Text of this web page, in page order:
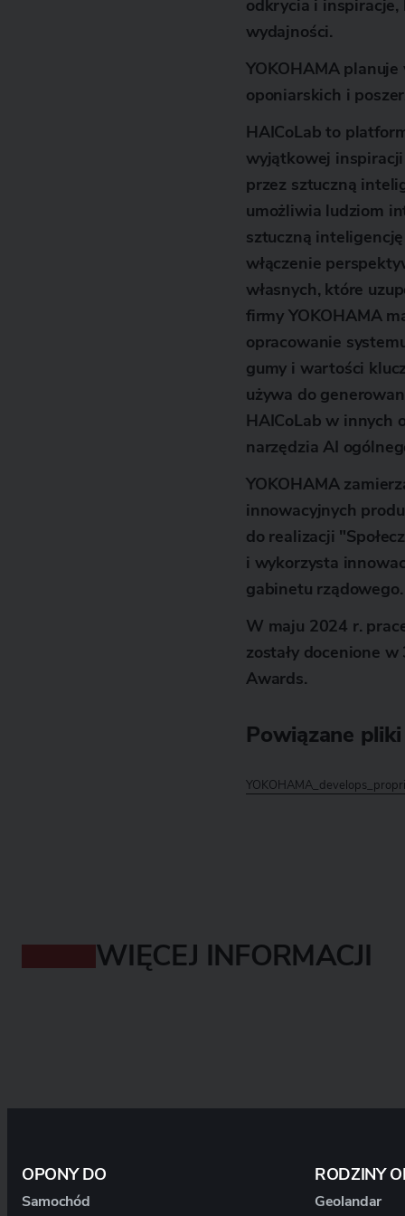
odkrycia i inspiracje,
wydajności.
YOKOHAMA
oponiarskich i
HAICoLab to
wyjątkowej inspiracji
przez sztuczną
umożliwia ludziom
sztuczną
włączenie
własnych, które
firmy YOKOHAMA
opracowanie
gumy i wartości
używa do
HAICoLab w innych
narzędzia AI
YOKOHAMA
innowacyjnych
do realizacji
i wykorzysta
gabinetu rządowego.
W maju 2024 r.
zostały docenione w
Awards.
Powiązane pliki
WIĘCEJ INFORMACJI
OPONY DO
Samochód
RODZINY
Geolandar